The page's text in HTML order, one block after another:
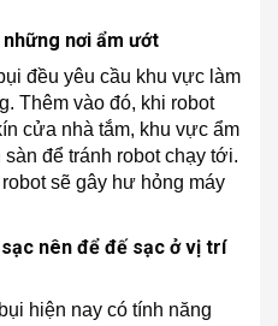
nơi ẩm ướt
đều yêu cầu khu vực làm
Thêm vào đó, khi robot
cửa nhà tắm, khu vực ẩm
để tránh robot chạy tới.
sẽ gây hư hỏng máy
nên để đế sạc ở vị trí
hiện nay có tính năng